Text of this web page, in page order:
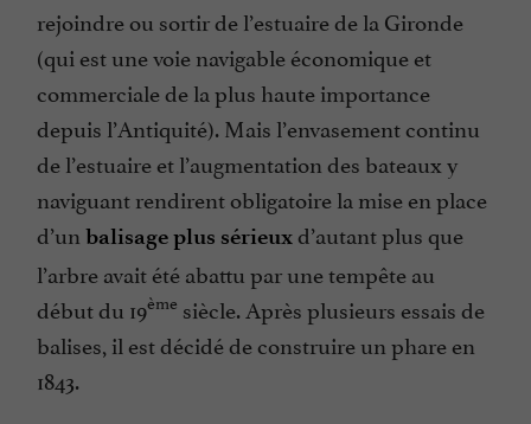
rejoindre ou sortir de l’estuaire de la Gironde
(qui est une voie navigable économique et
commerciale de la plus haute importance
depuis l’Antiquité). Mais l’envasement continu
de l’estuaire et l’augmentation des bateaux y
naviguant rendirent obligatoire la mise en place
d’un balisage plus sérieuxd’autant plus que
l’arbre avait été abattu par une tempête au
début du 19ème siècle. Après plusieurs essais de
balises, il est décidé de construire un phare en
1843.